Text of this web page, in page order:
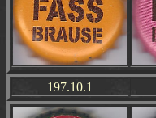
197.10.1